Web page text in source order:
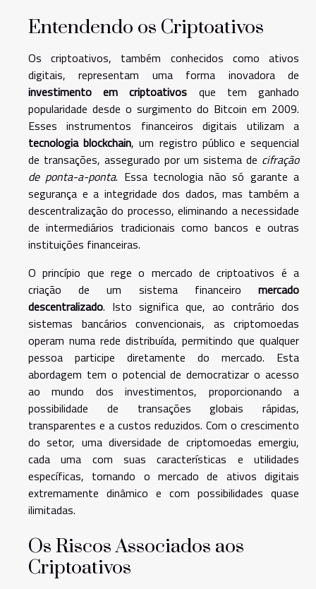
Entendendo os Criptoativos
Os criptoativos, também conhecidos como ativos
digitais, representam uma forma inovadora de
investimento em criptoativos que tem ganhado
popularidade desde o surgimento do Bitcoin em 2009.
Esses instrumentos financeiros digitais utilizam a
tecnologia blockchain, um registro público e sequencial
de transações, assegurado por um sistema de cifração
de ponta-a-ponta. Essa tecnologia não só garante a
segurança e a integridade dos dados, mas também a
descentralização do processo, eliminando a necessidade
de intermediários tradicionais como bancos e outras
instituições financeiras.
O princípio que rege o mercado de criptoativos é a
criação de um sistema financeiro mercado
descentralizado. Isto significa que, ao contrário dos
sistemas bancários convencionais, as criptomoedas
operam numa rede distribuída, permitindo que qualquer
pessoa participe diretamente do mercado. Esta
abordagem tem o potencial de democratizar o acesso
ao mundo dos investimentos, proporcionando a
possibilidade de transações globais rápidas,
transparentes e a custos reduzidos. Com o crescimento
do setor, uma diversidade de criptomoedas emergiu,
cada uma com suas características e utilidades
específicas, tornando o mercado de ativos digitais
extremamente dinâmico e com possibilidades quase
ilimitadas.
Os Riscos Associados aos
Criptoativos